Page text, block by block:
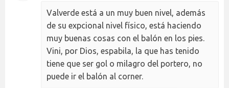
Valverde está a un muy buen nivel, además
de su expcional nivel físico, está haciendo
muy buenas cosas con el balón en los pies.
Vini, por Dios, espabila, la que has tenido
tiene que ser gol o milagro del portero, no
puede ir el balón al corner.